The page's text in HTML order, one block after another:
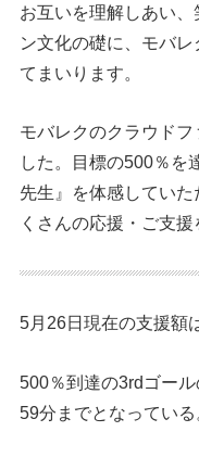
お互いを理解しあい
ン文化の礎に、モバ
てまいります。
モバレクのクラウド
した。目標の500％を
先生』を体感してい
くさんの応援・ご支
5月26日現在の支援額
500％到達の3rdゴー
59分までとなっている